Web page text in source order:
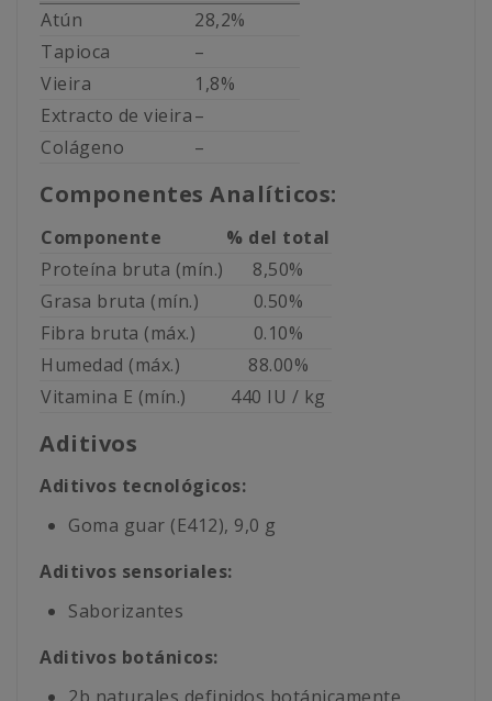
Atún
28,2%
Tapioca
–
Vieira
1,8%
Extracto de vieira–
Colágeno
–
Componentes Analíticos:
Componente
% del total
Proteína bruta (mín.)
8,50%
Grasa bruta (mín.)
0.50%
Fibra bruta (máx.)
0.10%
Humedad (máx.)
88.00%
Vitamina E (mín.)
440 IU / kg
Aditivos
Aditivos tecnológicos:
Goma guar (E412), 9,0 g
Aditivos sensoriales:
Saborizantes
Aditivos botánicos: